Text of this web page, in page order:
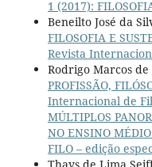
1 (2017):
Beneilto José da
FILOSOFIA E
Revista
Rodrigo Marcos de
PROFISSÃO,
Internacional de
MÚLTIPLOS
NO ENSINO
FILO – edição